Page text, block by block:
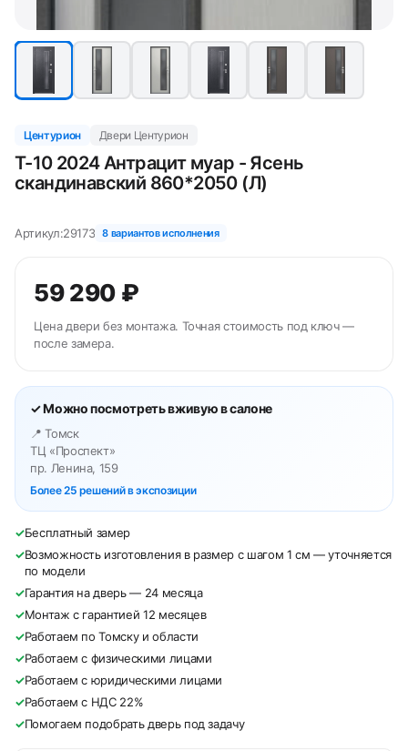
Центурион Двери Центурион
Т-10 2024 Антрацит муар - Ясень
скандинавский 860*2050 (Л)
Артикул:29173 8 вариантов исполнения
59 290 ₽
Цена двери без монтажа. Точная стоимость под ключ —
после замера.
✓ Можно посмотреть вживую в салоне
📍 Томск
ТЦ «Проспект»
пр. Ленина, 159
Более 25 решений в экспозиции
✓Бесплатный замер
✓Возможность изготовления в размер с шагом 1 см — уточняется
по модели
✓Гарантия на дверь — 24 месяца
✓Монтаж с гарантией 12 месяцев
✓Работаем по Томску и области
✓Работаем с физическими лицами
✓Работаем с юридическими лицами
✓Работаем с НДС 22%
✓Помогаем подобрать дверь под задачу